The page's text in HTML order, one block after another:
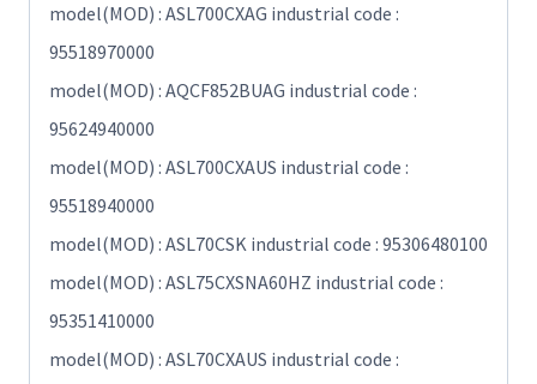
model(MOD) : ASL700CXAG industrial code :
95518970000
model(MOD) : AQCF852BUAG industrial code :
95624940000
model(MOD) : ASL700CXAUS industrial code :
95518940000
model(MOD) : ASL70CSK industrial code : 95306480100
model(MOD) : ASL75CXSNA60HZ industrial code :
95351410000
model(MOD) : ASL70CXAUS industrial code :